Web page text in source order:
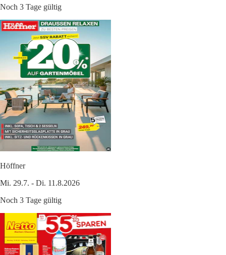
Noch 3 Tage gültig
Höffner
Mi. 29.7. - Di. 11.8.2026
Noch 3 Tage gültig